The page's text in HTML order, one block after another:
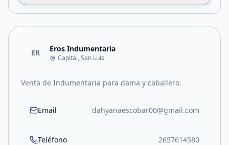
ER Eros Indumentaria
Capital, San Luis
Venta de Indumentaria para dama y caballero.
Email dahyanaescobar00@gmail.com
Teléfono 2657614580